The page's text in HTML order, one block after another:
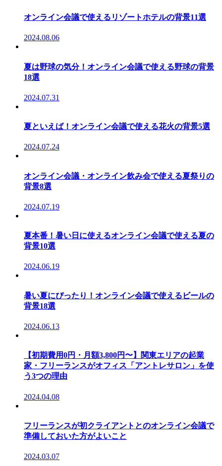
オンライン会議で使えるリゾートホテルの背景11選
2024.08.06
夏は野球の気分！オンライン会議で使える野球の背景
18選
2024.07.31
夏といえば！オンライン会議で使える花火の背景5選
2024.07.24
オンライン会議・オンライン飲み会で使える夏祭りの
背景8選
2024.07.19
夏本番！暑い日に使えるオンライン会議で使える夏の
背景10選
2024.06.19
暑い夏にぴったり！オンライン会議で使えるビールの
背景18選
2024.06.13
【初期費用0円・月額3,800円〜】関東エリアの起業
家・フリーランスがオフィス「アントレサロン」を使
う3つの理由
2024.04.08
フリーランスが初クライアントとのオンライン会議で
準備しておいた方がよいこと
2024.03.07